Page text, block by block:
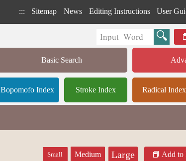
::: Sitemap News Editing Instructions User
Basic Search
Bopomofo Index Stroke Index Radical Index
Small Medium Large Add to